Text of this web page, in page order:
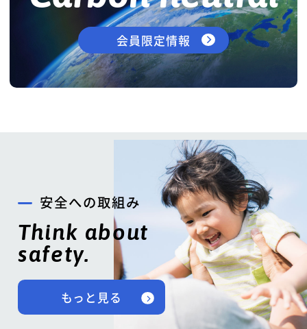
会員限定情報
安全への取組み
Think about
safety.
もっと見る